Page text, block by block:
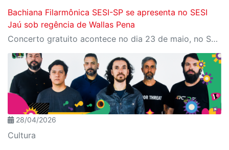
Bachiana Filarmônica SESI-SP se apresenta no SESI
Jaú sob regência de Wallas Pena
Concerto gratuito acontece no dia 23 de maio, no SESI Jaú, com participação do tenor Jean William e do pianista Davi Campolongo
28/04/2026
Cultura